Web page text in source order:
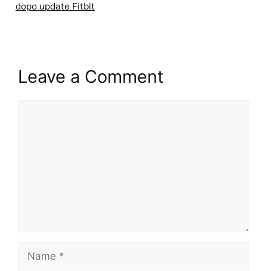
dopo update Fitbit
Leave a Comment
Name